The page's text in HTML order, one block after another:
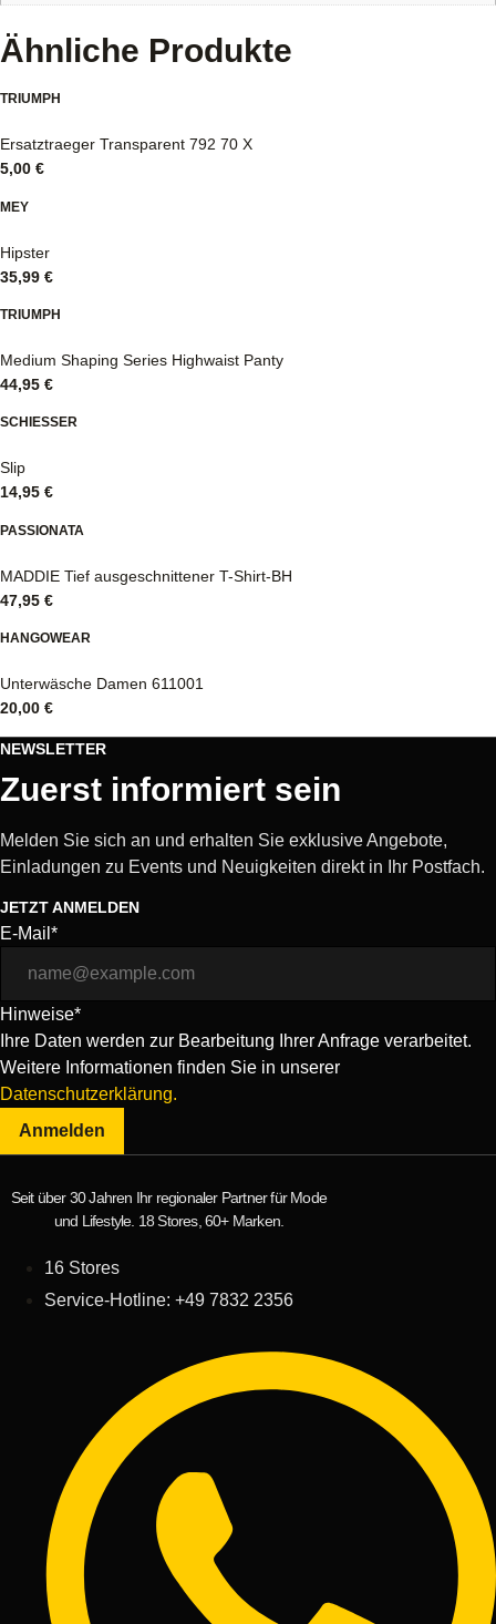
Ähnliche Produkte
TRIUMPH
Ersatztraeger Transparent 792 70 X
5,00 €
MEY
Hipster
35,99 €
TRIUMPH
Medium Shaping Series Highwaist Panty
44,95 €
SCHIESSER
Slip
14,95 €
PASSIONATA
MADDIE Tief ausgeschnittener T-Shirt-BH
47,95 €
HANGOWEAR
Unterwäsche Damen 611001
20,00 €
NEWSLETTER
Zuerst informiert sein
Melden Sie sich an und erhalten Sie exklusive Angebote,
Einladungen zu Events und Neuigkeiten direkt in Ihr Postfach.
JETZT ANMELDEN
E-Mail*
Hinweise*
Ihre Daten werden zur Bearbeitung Ihrer Anfrage verarbeitet.
Weitere Informationen finden Sie in unserer
Datenschutzerklärung.
Anmelden
Seit über 30 Jahren Ihr regionaler Partner für Mode
und Lifestyle. 18 Stores, 60+ Marken.
16 Stores
Service-Hotline: +49 7832 2356